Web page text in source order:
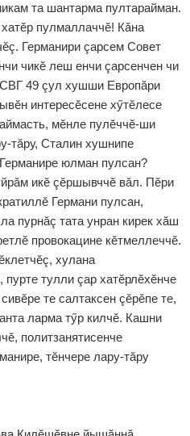
та шантарма пултарайман.
пулмаллаччӗ! Кăна
Германири çарсем Совет
чикӗ леш енчи çарсенчен чи
49 çул хушши Европăри
интересӗсене хӳтӗлесе
мӗнле пулӗччӗ-ши
тăру, Сталин хушнипе
юлман пулсан?
икӗ çӗршывччӗ вăл. Пӗри
Германи пулсан,
пурнăç тата унран кирек хăш
провокацине кӗтмеллеччӗ.
хулана
тулли çар хатӗрлӗхӗнче
те салтаксен çӗрӗпе те,
ларма тӳр килчӗ. Кашни
политзанятисенче
тӗнчере лару-тăру